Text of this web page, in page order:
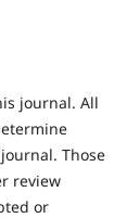
journal. All
Those
review
or